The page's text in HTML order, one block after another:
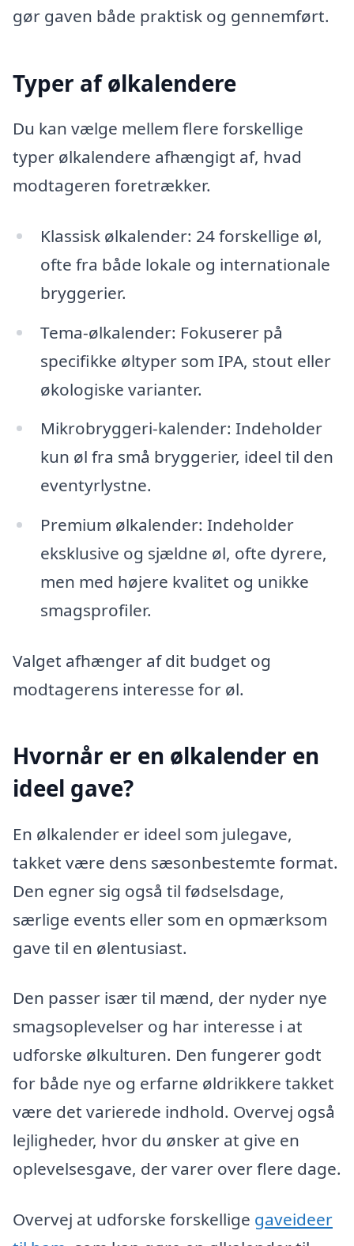
gør gaven både praktisk og gennemført.
Typer af ølkalendere
Du kan vælge mellem flere forskellige
typer ølkalendere afhængigt af, hvad
modtageren foretrækker.
Klassisk ølkalender: 24 forskellige øl,
ofte fra både lokale og internationale
bryggerier.
Tema-ølkalender: Fokuserer på
specifikke øltyper som IPA, stout eller
økologiske varianter.
Mikrobryggeri-kalender: Indeholder
kun øl fra små bryggerier, ideel til den
eventyrlystne.
Premium ølkalender: Indeholder
eksklusive og sjældne øl, ofte dyrere,
men med højere kvalitet og unikke
smagsprofiler.
Valget afhænger af dit budget og
modtagerens interesse for øl.
Hvornår er en ølkalender en
ideel gave?
En ølkalender er ideel som julegave,
takket være dens sæsonbestemte format.
Den egner sig også til fødselsdage,
særlige events eller som en opmærksom
gave til en ølentusiast.
Den passer især til mænd, der nyder nye
smagsoplevelser og har interesse i at
udforske ølkulturen. Den fungerer godt
for både nye og erfarne øldrikkere takket
være det varierede indhold. Overvej også
lejligheder, hvor du ønsker at give en
oplevelsesgave, der varer over flere dage.
Overvej at udforske forskellige gaveideer